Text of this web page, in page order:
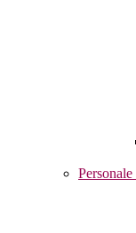
Personale